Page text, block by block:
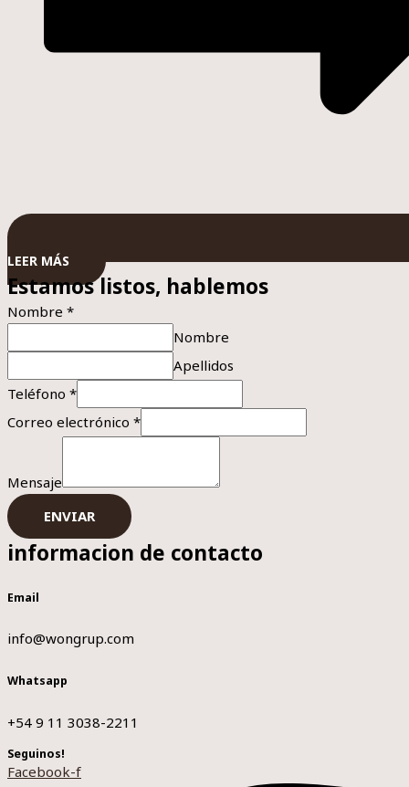
LEER MÁS
Estamos listos, hablemos
Nombre *
Nombre
Apellidos
Teléfono *
Correo electrónico *
Mensaje
ENVIAR
informacion de contacto
Email
info@wongrup.com
Whatsapp
+54 9 11 3038-2211
Seguinos!
Facebook-f